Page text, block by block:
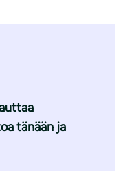
tänään ja